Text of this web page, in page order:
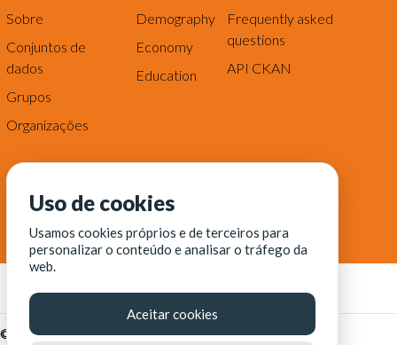
Sobre
Conjuntos de
dados
Grupos
Organizações
Demography
Economy
Education
Frequently asked
questions
API CKAN
© Fortaleza Digital || CITINOVA - Fundação de Ciência,
Uso de cookies
Usamos cookies próprios e de terceiros para
personalizar o conteúdo e analisar o tráfego da
web.
Aceitar cookies